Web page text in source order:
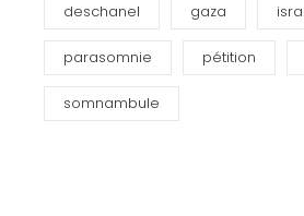
deschanel gaza
parasomnie pétition
somnambule